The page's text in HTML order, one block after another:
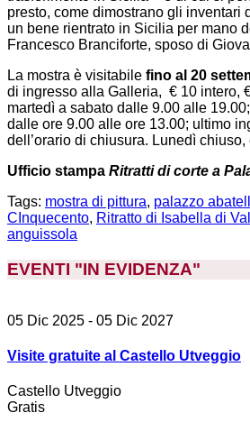
presto, come dimostrano gli inventari
un bene rientrato in Sicilia per mano
Francesco Branciforte, sposo di
La mostra è visitabile fino al 20
di ingresso alla Galleria, € 10 intero,
martedì a sabato dalle 9.00 alle
dalle ore 9.00 alle ore 13.00; ultimo
dell’orario di chiusura. Lunedì chiuso,
Ufficio stampa Ritratti di corte a
Tags: mostra di pittura, palazzo
CInquecento, Ritratto di Isabella di
anguissola
EVENTI "IN EVIDENZA"
05 Dic 2025 - 05 Dic 2027
Visite gratuite al Castello Utveggio
Castello Utveggio
Gratis